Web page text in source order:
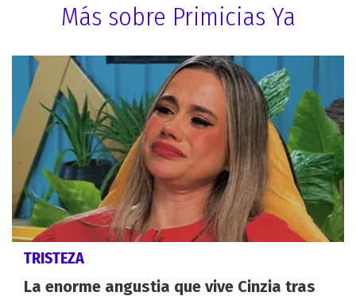
Más sobre Primicias Ya
TRISTEZA
La enorme angustia que vive Cinzia tras